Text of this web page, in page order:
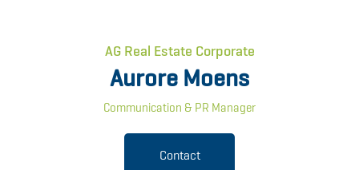
AG Real Estate Corporate
Aurore Moens
Communication & PR Manager
Contact